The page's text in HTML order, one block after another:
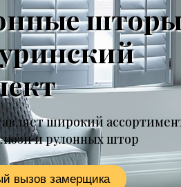
широкий
и рулонных штор
вызов замерщика